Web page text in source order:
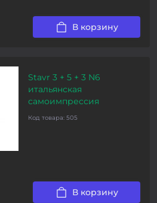
В корзину
Stavr 3 + 5 + 3 N6
итальянская
самоимпрессия
Код товара: 505
В корзину